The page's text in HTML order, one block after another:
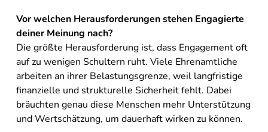
Vor welchen Herausforderungen stehen Engagierte
deiner Meinung nach?
Die größte Herausforderung ist, dass Engagement oft
auf zu wenigen Schultern ruht. Viele Ehrenamtliche
arbeiten an ihrer Belastungsgrenze, weil langfristige
finanzielle und strukturelle Sicherheit fehlt. Dabei
bräuchten genau diese Menschen mehr Unterstützung
und Wertschätzung, um dauerhaft wirken zu können.